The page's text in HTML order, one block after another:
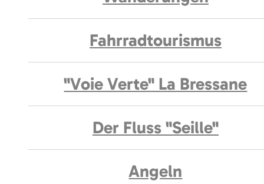
Fahrradtourismus
"Voie Verte" La Bressane
Der Fluss "Seille"
Angeln